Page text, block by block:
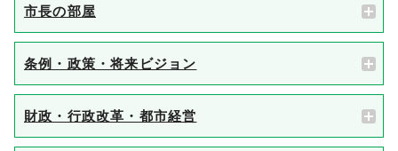
市長の部屋
条例・政策・将来ビジョン
財政・行政改革・都市経営